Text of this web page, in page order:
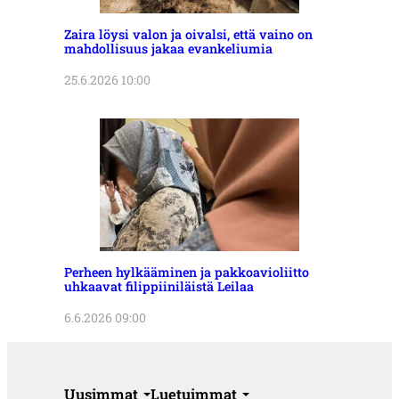
Zaira löysi valon ja oivalsi, että vaino on
mahdollisuus jakaa evankeliumia
25.6.2026 10:00
Perheen hylkääminen ja pakkoavioliitto
uhkaavat filippiiniläistä Leilaa
6.6.2026 09:00
Uusimmat Luetuimmat